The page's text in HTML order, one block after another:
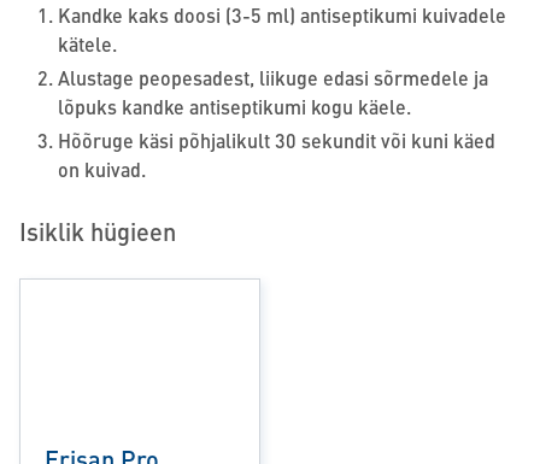
Kandke kaks doosi (3-5 ml) antiseptikumi kuivadele
kätele.
Alustage peopesadest, liikuge edasi sõrmedele ja
lõpuks kandke antiseptikumi kogu käele.
Hõõruge käsi põhjalikult 30 sekundit või kuni käed
on kuivad.
Isiklik hügieen